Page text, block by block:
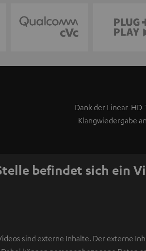
Dank der Linear-
Klangwiedergabe
befindet sich ein
sind externe Inhalte. Der externe